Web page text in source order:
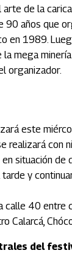
arte de la
90 años que
en 1989.
mega
organizador.
este
realizará con
situación de
y
calle 40 entre
Calarcá,
del